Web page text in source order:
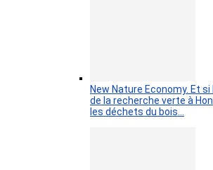
New Nature Economy. Et si
de la recherche verte à
les déchets du bois…